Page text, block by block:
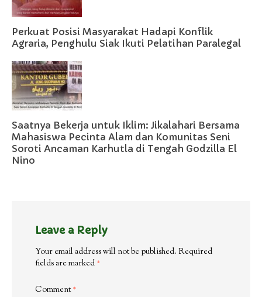
Perkuat Posisi Masyarakat Hadapi Konflik
Agraria, Penghulu Siak Ikuti Pelatihan Paralegal
Saatnya Bekerja untuk Iklim: Jikalahari Bersama
Mahasiswa Pecinta Alam dan Komunitas Seni
Soroti Ancaman Karhutla di Tengah Godzilla El
Nino
Leave a Reply
Your email address will not be published. Required
fields are marked *
Comment*